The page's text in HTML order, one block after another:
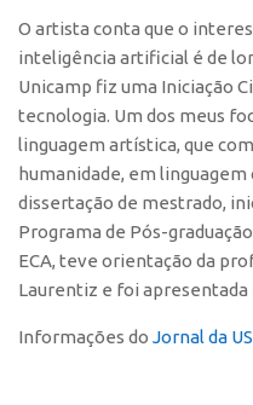
INCTs
PRPI/USP
Eventos
Bússola da Inovação
Agenda AUSPIN
SGE
SciBiz
O artista conta que o
inteligência artificial é de
Unicamp fiz uma Iniciação
tecnologia. Um dos meus
linguagem artística, que
humanidade, em
dissertação de mestrado,
Programa de Pós-
ECA, teve orientação da
Laurentiz e foi apresentada
Informações do Jornal da